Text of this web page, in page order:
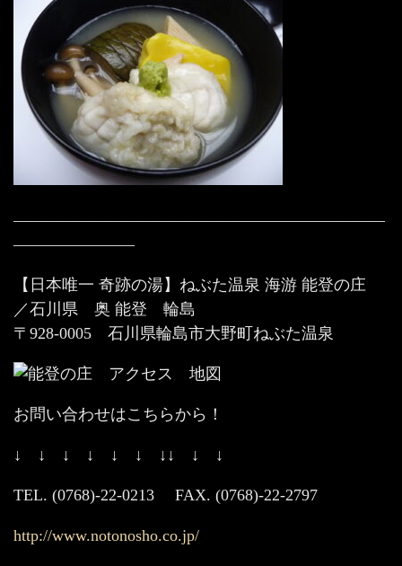
———————————————————————
———————–
【日本唯一 奇跡の湯】ねぶた温泉 海游 能登の庄
／石川県 奥 能登 輪島
〒928-0005 石川県輪島市大野町ねぶた温泉
お問い合わせはこちらから！
↓ ↓ ↓ ↓ ↓ ↓ ↓↓ ↓ ↓
TEL. (0768)-22-0213 FAX. (0768)-22-2797
http://www.notonosho.co.jp/